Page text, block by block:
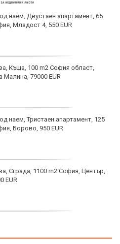
наем, Двустаен апартамент, 65
Младост 4, 550 EUR
Къща, 100 m2 София област,
Малина, 79000 EUR
наем, Тристаен апартамент, 125
Борово, 950 EUR
Сграда, 1100 m2 София, Център,
EUR